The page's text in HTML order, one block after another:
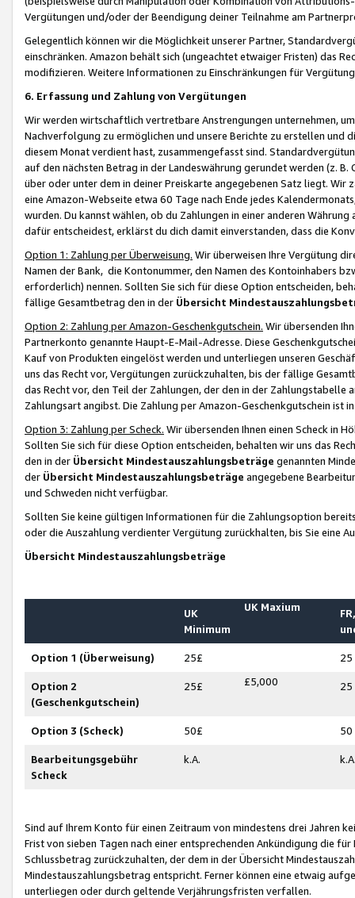
Vergütungen und/oder der Beendigung deiner Teilnahme am
Gelegentlich können wir die Möglichkeit unserer Partner,
einschränken. Amazon behält sich (ungeachtet etwaiger Fristen) das
modifizieren. Weitere Informationen zu Einschränkungen für
6. Erfassung und Zahlung von Vergütungen
Wir werden wirtschaftlich vertretbare Anstrengungen unternehmen,
Nachverfolgung zu ermöglichen und unsere Berichte zu erstellen und
diesem Monat verdient hast, zusammengefasst sind.
auf den nächsten Betrag in der Landeswährung gerundet werden (z.
über oder unter dem in deiner Preiskarte angegebenen Satz liegt.
eine Amazon-Webseite etwa 60 Tage nach Ende jedes
wurden. Du kannst wählen, ob du Zahlungen in einer anderen
dafür entscheidest, erklärst du dich damit einverstanden, dass die
Option 1: Zahlung per Überweisung. Wir überweisen Ihre Vergütung
Namen der Bank, die Kontonummer, den Namen des Kontoinhabers
erforderlich) nennen. Sollten Sie sich für diese Option entscheiden,
fällige Gesamtbetrag den in der Übersicht
Option 2: Zahlung per Amazon-Geschenkgutschein. Wir übersenden
Partnerkonto genannte Haupt-E-Mail-Adresse. Diese
Kauf von Produkten eingelöst werden und unterliegen unseren
uns das Recht vor, Vergütungen zurückzuhalten, bis der fällige
das Recht vor, den Teil der Zahlungen, der den in der
Zahlungsart angibst. Die Zahlung per Amazon-Geschenkgutschein ist
Option 3: Zahlung per Scheck. Wir übersenden Ihnen einen Scheck in
Sollten Sie sich für diese Option entscheiden, behalten wir uns das
den in der Übersicht Mindestauszahlungsbeträge genannten
der Übersicht Mindestauszahlungsbeträge angegebene
und Schweden nicht verfügbar.
Sollten Sie keine gültigen Informationen für die Zahlungsoption
oder die Auszahlung verdienter Vergütung zurückhalten, bis Sie
Übersicht Mindestauszahlungsbeträge
UK
Minimum
UK Maxium
Option 1 (Überweisung) 25£ 25
Option 2
(Geschenkgutschein)
25£ £5,000 25
Option 3 (Scheck) 50£ 50
Bearbeitungsgebühr
Scheck
k.A.
Sind auf Ihrem Konto für einen Zeitraum von mindestens drei Jahren
Frist von sieben Tagen nach einer entsprechenden Ankündigung die
Schlussbetrag zurückzuhalten, der dem in der Übersicht
Mindestauszahlungsbetrag entspricht. Ferner können eine etwaig
unterliegen oder durch geltende Verjährungsfristen verfallen.